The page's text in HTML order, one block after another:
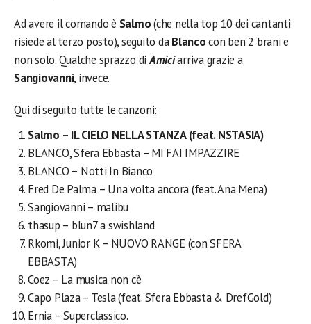
Ad avere il comando è Salmo(che nella top 10 dei cantanti
risiede al terzo posto), seguito daBlancocon ben 2 brani e
non solo. Qualche sprazzo diAmiciarriva grazie a
Sangiovanni, invece.
Qui di seguito tutte le canzoni:
Salmo – IL CIELO NELLA STANZA (feat. NSTASIA)
BLANCO, Sfera Ebbasta – MI FAI IMPAZZIRE
BLANCO – Notti In Bianco
Fred De Palma – Una volta ancora (feat. Ana Mena)
Sangiovanni – malibu
thasup – blun7 a swishland
Rkomi, Junior K – NUOVO RANGE (con SFERA
EBBASTA)
Coez – La musica non c’è
Capo Plaza – Tesla (feat. Sfera Ebbasta & DrefGold)
Ernia – Superclassico.